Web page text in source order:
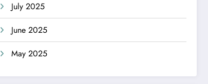
July 2025
June 2025
May 2025